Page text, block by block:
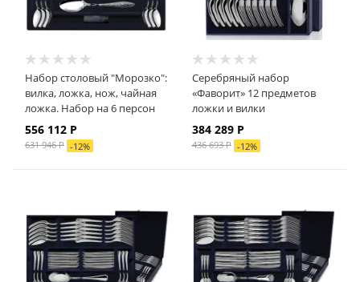
Набор столовый "Морозко":
вилка, ложка, нож, чайная
ложка. Набор на 6 персон
556 112 Р
631 946Р -12%
Серебряный набор
«Фаворит» 12 предметов
ложки и вилки
384 289Р
436 693Р -12%